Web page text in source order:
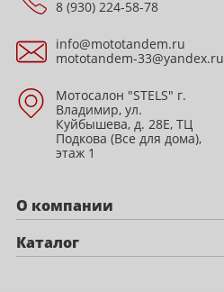
8 (930) 224-58-78
info@mototandem.ru
mototandem-33@yandex.ru
Мотосалон "STELS" г.
Владимир, ул.
Куйбышева, д. 28Е, ТЦ
Подкова (Все для дома),
этаж 1
О компании
Каталог